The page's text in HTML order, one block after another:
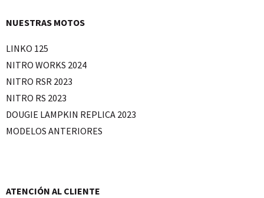
NUESTRAS MOTOS
LINKO 125
NITRO WORKS 2024
NITRO RSR 2023
NITRO RS 2023
DOUGIE LAMPKIN REPLICA 2023
MODELOS ANTERIORES
ATENCIÓN AL CLIENTE